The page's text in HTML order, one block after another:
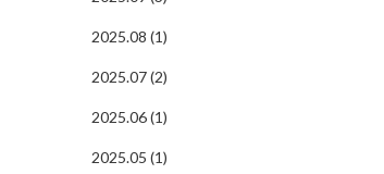
2025.08 (1)
2025.07 (2)
2025.06 (1)
2025.05 (1)